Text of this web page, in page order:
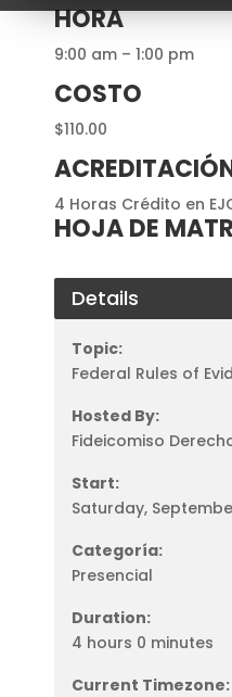
HORA
9:00 am – 1:00 pm
COSTO
$110.00
4 Horas Crédito en
HOJA DE
Details
Topic:
Federal Rules of
Hosted By:
Fideicomiso
Start:
Saturday,
Categoría:
Presencial
Duration:
4 hours 0 minutes
Current Timezone: